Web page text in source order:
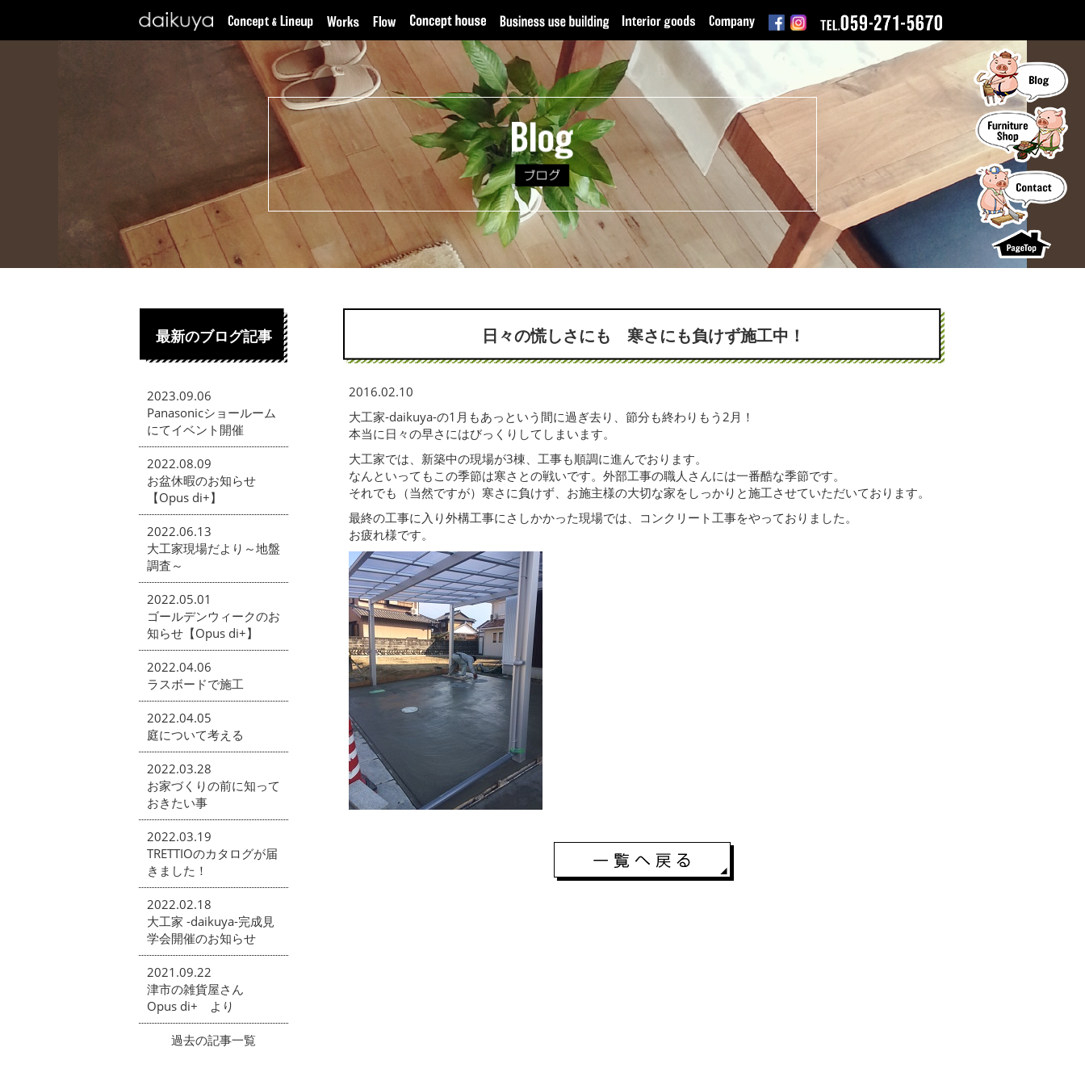
日々の慌しさにも 寒さにも負けず施工中！
2016.02.10
大工家-daikuya-の1月もあっという間に過ぎ去り、節分も終わりもう2月！
本当に日々の早さにはびっくりしてしまいます。
大工家では、新築中の現場が3棟、工事も順調に進んでおります。
なんといってもこの季節は寒さとの戦いです。外部工事の職人さんには一番酷な季節です。
それでも（当然ですが）寒さに負けず、お施主様の大切な家をしっかりと施工させていただいております。
最終の工事に入り外構工事にさしかかった現場では、コンクリート工事をやっておりました。
お疲れ様です。
最新のブログ記事
2023.09.06
Panasonicショールーム
にてイベント開催
2022.08.09
お盆休暇のお知らせ
【Opus di+】
2022.06.13
大工家現場だより～地盤
調査～
2022.05.01
ゴールデンウィークのお
知らせ【Opus di+】
2022.04.06
ラスボードで施工
2022.04.05
庭について考える
2022.03.28
お家づくりの前に知って
おきたい事
2022.03.19
TRETTIOのカタログが届
きました！
2022.02.18
大工家 -daikuya-完成見
学会開催のお知らせ
2021.09.22
津市の雑貨屋さん
Opus di+ より
過去の記事一覧